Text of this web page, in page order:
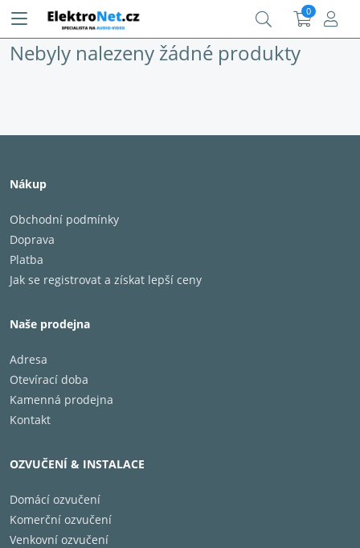
0
Nebyly nalezeny žádné produkty
Nákup
Obchodní podmínky
Doprava
Platba
Jak se registrovat a získat lepší ceny
Naše prodejna
Adresa
Otevírací doba
Kamenná prodejna
Kontakt
OZVUČENÍ & INSTALACE
Domácí ozvučení
Komerční ozvučení
Venkovní ozvučení